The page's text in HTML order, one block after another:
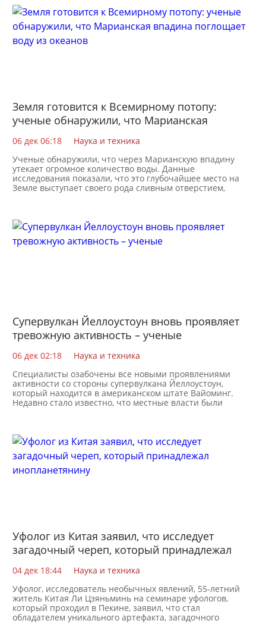
Земля готовится к Всемирному потопу:
ученые обнаружили, что Марианская
06 дек 06:18
Наука и техника
Ученые обнаружили, что через Марианскую впадину
утекает огромное количество воды. Данные
исследования показали, что это глубочайшее место на
Земле выступает своего рода сливным отверстием,
Супервулкан Йеллоустоун вновь проявляет
тревожную активность – ученые
06 дек 02:18
Наука и техника
Специалисты озабочены все новыми проявлениями
активности со стороны супервулкана Йеллоустоун,
который находится в американском штате Вайоминг.
Недавно стало известно, что местные власти были
Уфолог из Китая заявил, что исследует
загадочный череп, который принадлежал
04 дек 18:44
Наука и техника
Уфолог, исследователь необычных явлений, 55-летний
житель Китая Ли Цзяньминь на семинаре уфологов,
который проходил в Пекине, заявил, что стал
обладателем уникального артефакта, загадочного